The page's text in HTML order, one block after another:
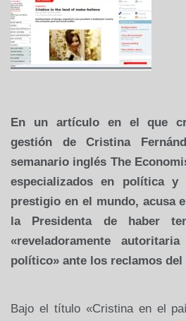
En un artículo en el que
gestión de Cristina
semanario inglés The
especializados en política y
prestigio en el mundo, acusa
la Presidenta de haber
«reveladoramente
político» ante los reclamos del
Bajo el título «Cristina en el